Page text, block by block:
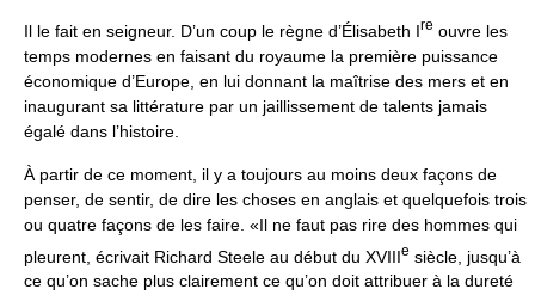
Il le fait en seigneur. D’un coup le règne d’Élisabeth Ire ouvre les
temps modernes en faisant du royaume la première puissance
économique d’Europe, en lui donnant la maîtrise des mers et en
inaugurant sa littérature par un jaillissement de talents jamais
égalé dans l’histoire.
À partir de ce moment, il y a toujours au moins deux façons de
penser, de sentir, de dire les choses en anglais et quelquefois trois
ou quatre façons de les faire. «Il ne faut pas rire des hommes qui
pleurent, écrivait Richard Steele au début du XVIIIe siècle, jusqu’à
ce qu’on sache plus clairement ce qu’on doit attribuer à la dureté